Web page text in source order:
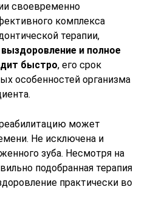
своевременно
комплекса
терапии,
выздоровление и полное
быстро, его срок
особенностей организма
может
Не исключена и
зуба. Несмотря на
подобранная терапия
практически во